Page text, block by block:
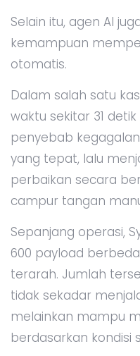
Selain itu, agen AI
kemampuan
otomatis.
Dalam salah satu
waktu sekitar 31
penyebab
yang tepat, lalu
perbaikan secara
campur tangan
Sepanjang operasi,
600 payload
terarah. Jumlah
tidak sekadar
melainkan mampu
berdasarkan kondisi